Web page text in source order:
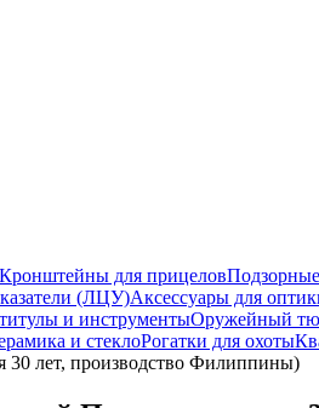
Кронштейны для прицелов
(ЛЦУ)Аксессуары для
и инструментыОружейный
и стеклоРогатки для охоты
30 лет, производство Филиппины)